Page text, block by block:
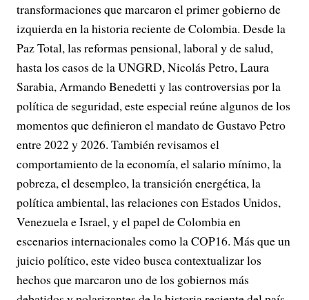
transformaciones que marcaron el primer gobierno de
izquierda en la historia reciente de Colombia. Desde la
Paz Total, las reformas pensional, laboral y de salud,
hasta los casos de la UNGRD, Nicolás Petro, Laura
Sarabia, Armando Benedetti y las controversias por la
política de seguridad, este especial reúne algunos de los
momentos que definieron el mandato de Gustavo Petro
entre 2022 y 2026. También revisamos el
comportamiento de la economía, el salario mínimo, la
pobreza, el desempleo, la transición energética, la
política ambiental, las relaciones con Estados Unidos,
Venezuela e Israel, y el papel de Colombia en
escenarios internacionales como la COP16. Más que un
juicio político, este video busca contextualizar los
hechos que marcaron uno de los gobiernos más